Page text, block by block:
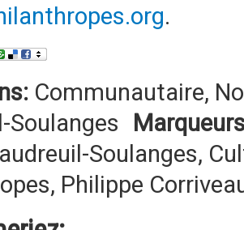
.
Communautaire,
Soulanges
Soulanges,
, Philippe